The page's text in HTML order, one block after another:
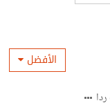
الأفضل